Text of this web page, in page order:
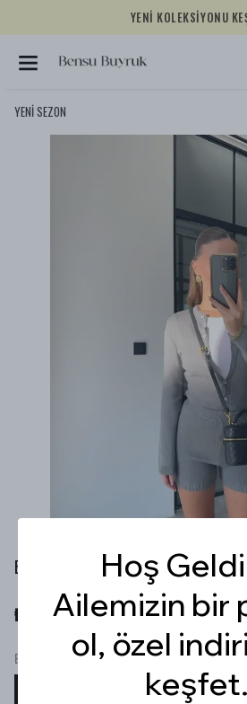
YENİ KOLEKSİYONU
YENİ SEZON
BODYSUİT HIRKA ŞORT GRİ TRİKO
₺ 1,799.99
Beden
Hoş
Ailemizin bir
ol, özel
keşfet.